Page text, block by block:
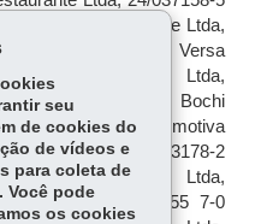
seu
de cookies do
de vídeos e
para coleta de
Você pode
os cookies